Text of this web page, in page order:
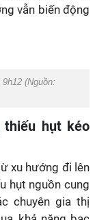
vẫn biến động
(Nguồn:
thiếu hụt kéo
xu hướng đi lên
hụt nguồn cung
chuyên gia thị